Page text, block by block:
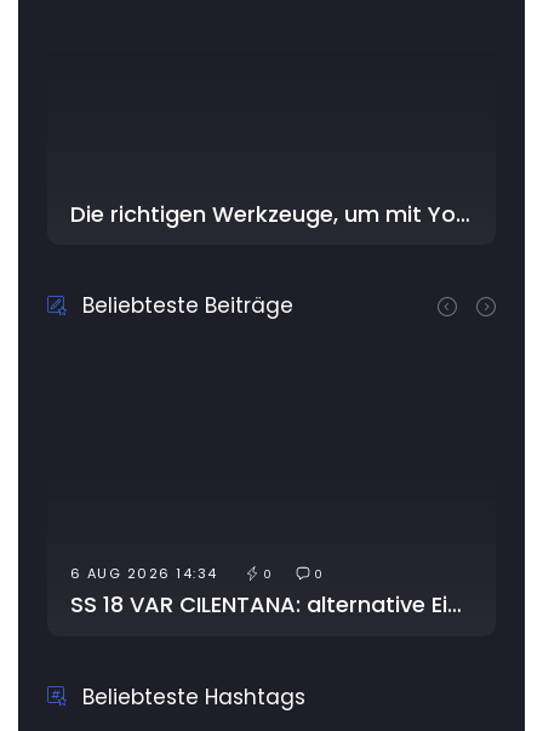
Die richtigen Werkzeuge, um mit YouDriver im Workshop am besten zu beginnen
Beliebteste Beiträge
6 AUG 2026 14:34 0
SS 18 VAR CILENTANA: alternative Einbahnstraße, Verengung der Straße aufgrund von Arbeiten
Beliebteste Hashtags